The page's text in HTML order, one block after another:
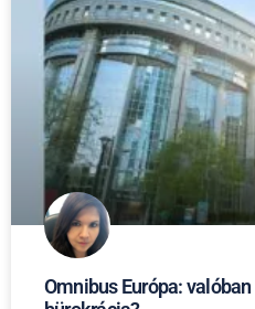
Omnibus Európa: